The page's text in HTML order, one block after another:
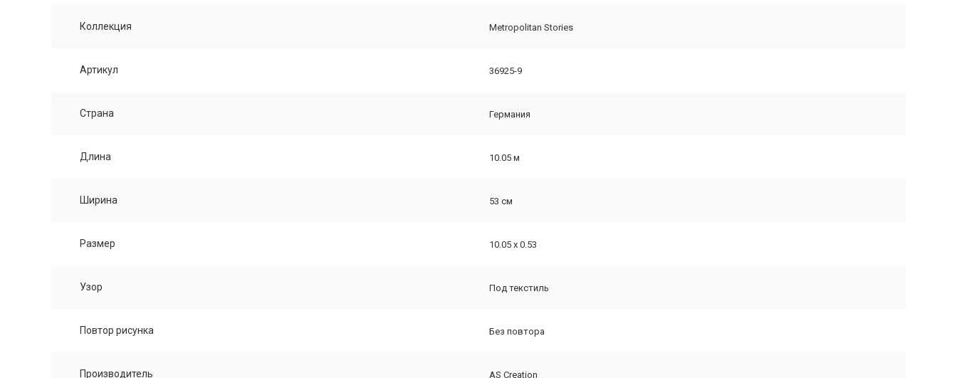
Коллекция Metropolitan Stories
Артикул 36925-9
Страна Германия
Длина 10.05 м
Ширина 53 см
Размер 10.05 х 0.53
Узор Под текстиль
Повтор рисунка Без повтора
Производитель AS Creation